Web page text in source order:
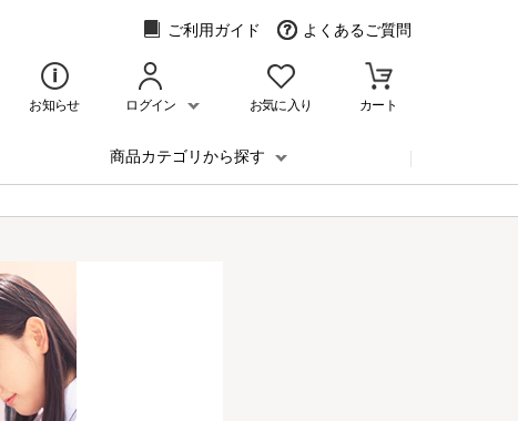
ご利用ガイド よくあるご質問
お知らせ ログイン お気に入り カート
商品カテゴリから探す